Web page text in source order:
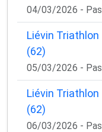
04/03/2026 -
Liévin
(62)
05/03/2026 -
Liévin
(62)
06/03/2026 -